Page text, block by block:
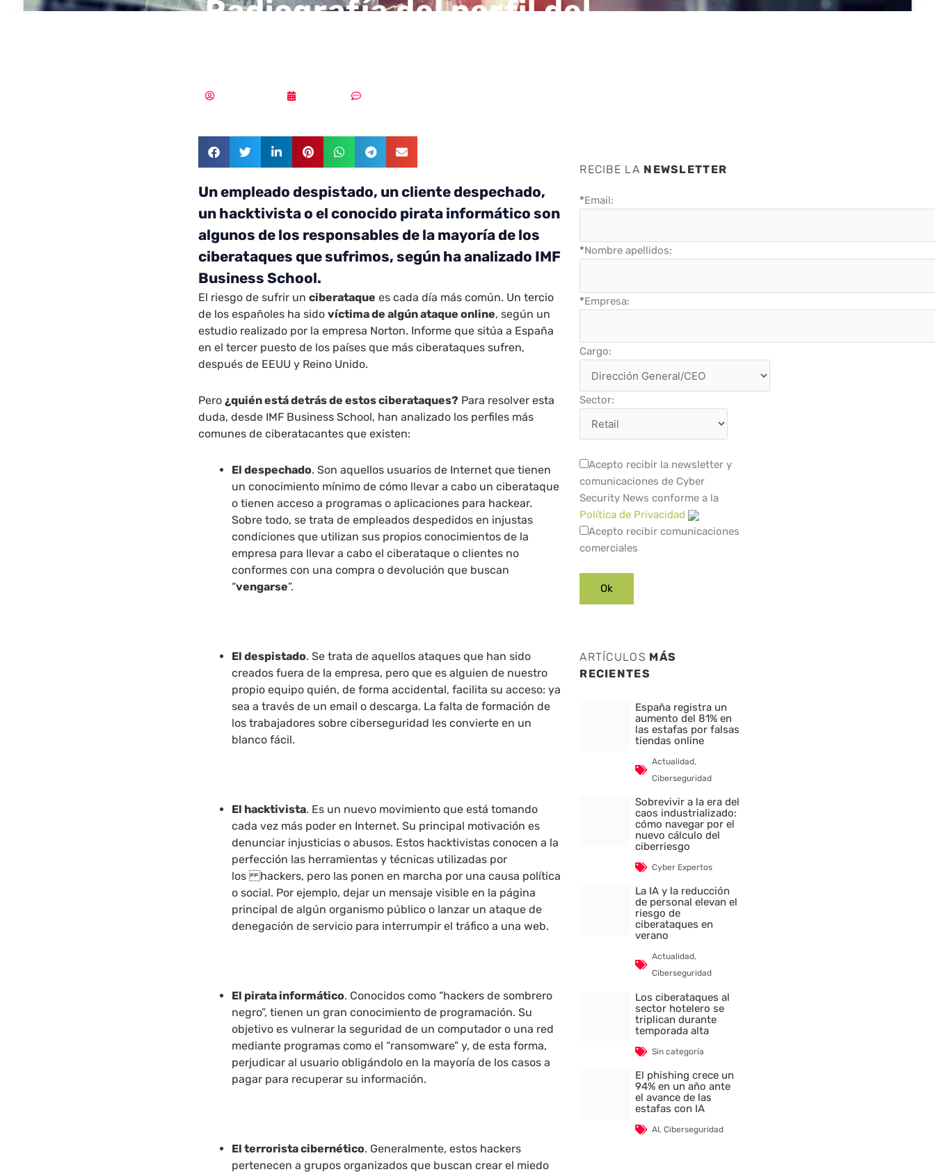
Radiografía del perfil del
Un empleado despistado, un cliente despechado,
un hacktivista o el conocido pirata informático son
algunos de los responsables de la mayoría de los
ciberataques que sufrimos, según ha analizado IMF
Business School.
El riesgo de sufrir unciberataque es cada día más común. Un tercio
de los españoles ha sidovíctima de algún ataque online, según un
estudio realizado por la empresa Norton. Informe que sitúa a España
en el tercer puesto de los países que más ciberataques sufren,
después de EEUU y Reino Unido.
Pero ¿quién está detrás de estos ciberataques? Para resolver esta
duda, desde IMF Business School, han analizado los perfiles más
comunes de ciberatacantes que existen:
El despechado. Son aquellos usuarios de Internet que tienen
un conocimiento mínimo de cómo llevar a cabo un ciberataque
o tienen acceso a programas o aplicaciones para hackear.
Sobre todo, se trata de empleados despedidos en injustas
condiciones que utilizan sus propios conocimientos de la
empresa para llevar a cabo el ciberataque o clientes no
conformes con una compra o devolución que buscan
“vengarse”.
El despistado. Se trata de aquellos ataques que han sido
creados fuera de la empresa, pero que es alguien de nuestro
propio equipo quién, de forma accidental, facilita su acceso: ya
sea a través de un email o descarga. La falta de formación de
los trabajadores sobre ciberseguridad les convierte en un
blanco fácil.
El hacktivista. Es un nuevo movimiento que está tomando
cada vez más poder en Internet. Su principal motivación es
denunciar injusticias o abusos. Estos hacktivistas conocen a la
perfección las herramientas y técnicas utilizadas por
los
hackers, pero las ponen en marcha por una causa política
o social. Por ejemplo, dejar un mensaje visible en la página
principal de algún organismo público o lanzar un ataque de
denegación de servicio para interrumpir el tráfico a una web.
El pirata informático. Conocidos como “hackers de sombrero
negro”, tienen un gran conocimiento de programación. Su
objetivo es vulnerar la seguridad de un computador o una red
mediante programas como el “ransomware” y, de esta forma,
perjudicar al usuario obligándolo en la mayoría de los casos a
pagar para recuperar su información.
El terrorista cibernético. Generalmente, estos hackers
pertenecen a grupos organizados que buscan crear el miedo
RECIBE LA NEWSLETTER
*Email:
*Nombre apellidos:
*Empresa:
Cargo:
Sector:
Acepto recibir la newsletter y
comunicaciones de Cyber
Security News conforme a la
Política de Privacidad
Acepto recibir comunicaciones
comerciales
ARTÍCULOS MÁS
RECIENTES
España registra un
aumento del 81% en
las estafas por falsas
tiendas online
Actualidad,
Ciberseguridad
Sobrevivir a la era del
caos industrializado:
cómo navegar por el
nuevo cálculo del
ciberriesgo
Cyber Expertos
La IA y la reducción
de personal elevan el
riesgo de
ciberataques en
verano
Actualidad,
Ciberseguridad
Los ciberataques al
sector hotelero se
triplican durante
temporada alta
Sin categoría
El phishing crece un
94% en un año ante
el avance de las
estafas con IA
AI,Ciberseguridad